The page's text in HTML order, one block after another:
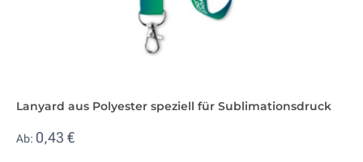
Lanyard aus Polyester speziell für Sublimationsdruck
Ab: 0,43 €